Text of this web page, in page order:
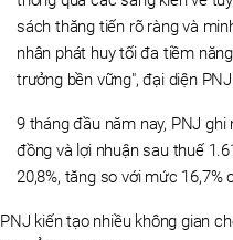
sách thăng tiến rõ ràng và
nhân phát huy tối đa tiềm
trưởng bền vững", đại diện
9 tháng đầu năm nay, PNJ
đồng và lợi nhuận sau thuế
20,8%, tăng so với mức 16,7%
PNJ kiến tạo nhiều không gian